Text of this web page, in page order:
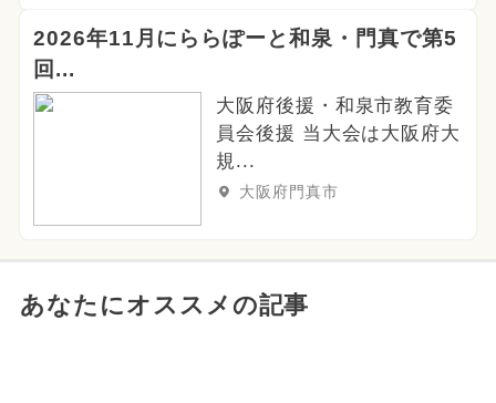
2026年11月にららぽーと和泉・門真で第5
回...
大阪府後援・和泉市教育委
員会後援 当大会は大阪府大
規...
大阪府門真市
あなたにオススメの記事